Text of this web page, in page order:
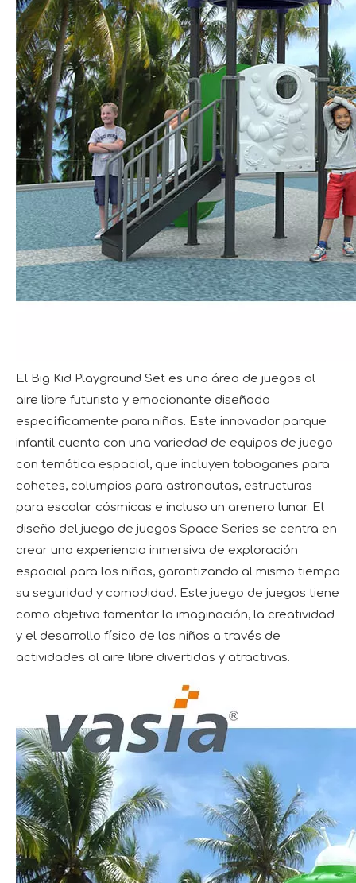
El Big Kid Playground Set es una área de juegos al
aire libre futurista y emocionante diseñada
específicamente para niños. Este innovador parque
infantil cuenta con una variedad de equipos de juego
con temática espacial, que incluyen toboganes para
cohetes, columpios para astronautas, estructuras
para escalar cósmicas e incluso un arenero lunar. El
diseño del juego de juegos Space Series se centra en
crear una experiencia inmersiva de exploración
espacial para los niños, garantizando al mismo tiempo
su seguridad y comodidad. Este juego de juegos tiene
como objetivo fomentar la imaginación, la creatividad
y el desarrollo físico de los niños a través de
actividades al aire libre divertidas y atractivas.